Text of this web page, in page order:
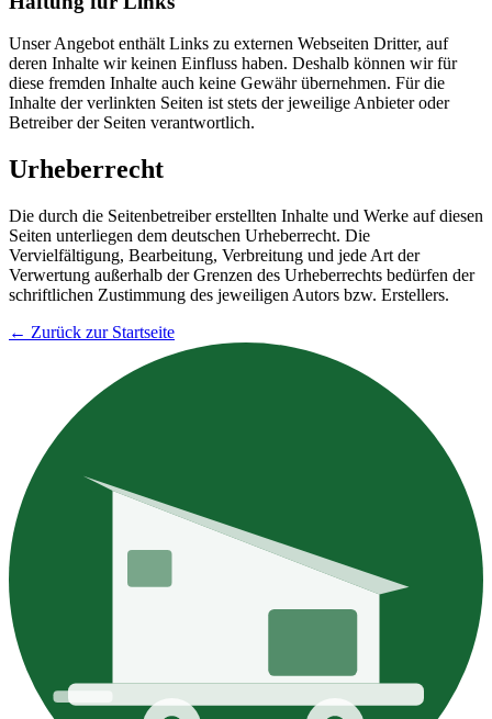
Unser Angebot enthält Links zu externen Webseiten Dritter, auf
deren Inhalte wir keinen Einfluss haben. Deshalb können wir für
diese fremden Inhalte auch keine Gewähr übernehmen. Für die
Inhalte der verlinkten Seiten ist stets der jeweilige Anbieter oder
Betreiber der Seiten verantwortlich.
Urheberrecht
Die durch die Seitenbetreiber erstellten Inhalte und Werke auf diesen
Seiten unterliegen dem deutschen Urheberrecht. Die
Vervielfältigung, Bearbeitung, Verbreitung und jede Art der
Verwertung außerhalb der Grenzen des Urheberrechts bedürfen der
schriftlichen Zustimmung des jeweiligen Autors bzw. Erstellers.
← Zurück zur Startseite